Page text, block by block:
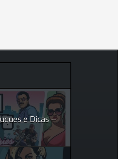
e Dicas –